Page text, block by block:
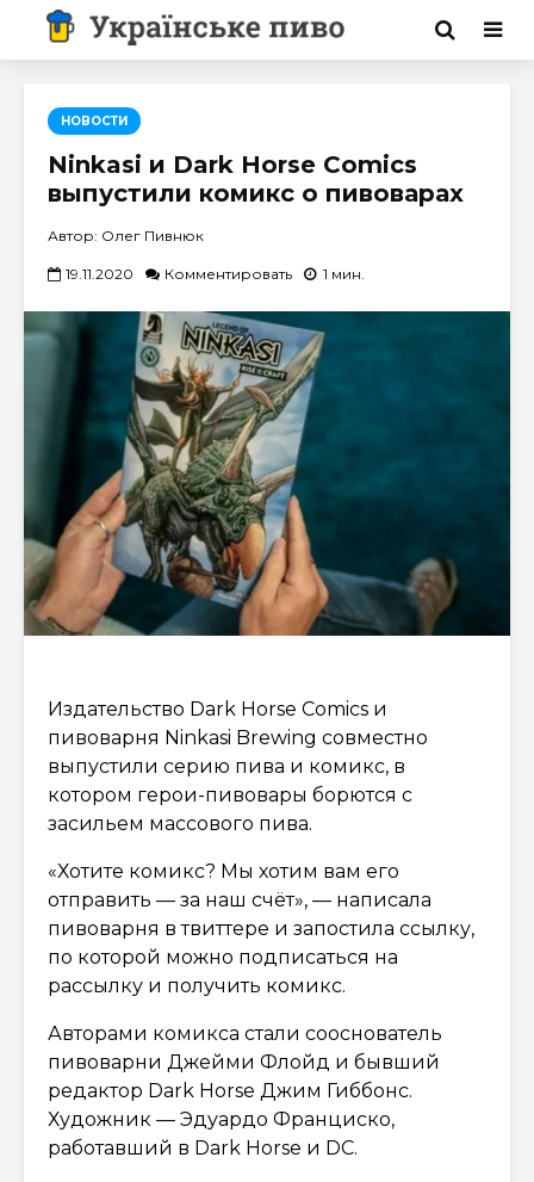
НОВОСТИ
Ninkasi и Dark Horse Comics
выпустили комикс о пивоварах
Автор: Олег Пивнюк
19.11.2020 Комментировать 1 мин.
Издательство Dark Horse Comics и
пивоварня Ninkasi Brewing совместно
выпустили серию пива и комикс, в
котором герои-пивовары борются с
засильем массового пива.
«Хотите комикс? Мы хотим вам его
отправить — за наш счёт», — написала
пивоварня в твиттере и запостила ссылку,
по которой можно подписаться на
рассылку и получить комикс.
Авторами комикса стали сооснователь
пивоварни Джейми Флойд и бывший
редактор Dark Horse Джим Гиббонс.
Художник — Эдуардо Франциско,
работавший в Dark Horse и DC.